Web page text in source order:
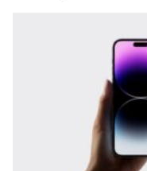
аккумуляторы их